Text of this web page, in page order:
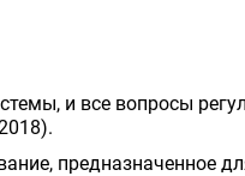
и все вопросы
предназначенное